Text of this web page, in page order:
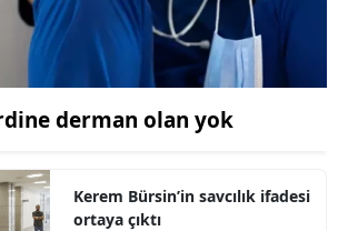
derman olan yok
Kerem Bürsin’in savcılık ifadesi
ortaya çıktı